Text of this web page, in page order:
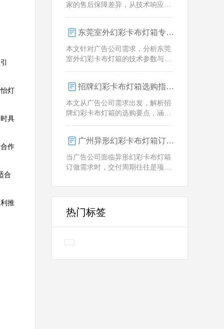
灯
具
作
合
推
家的售后保障差异，从技术响应、
在动态效果与全天候耐用性上的专
业解决方案。
东莞室外幻彩卡布灯箱专业供应商技术解析
本文针对广告公司需求，分析东莞
室外幻彩卡布灯箱的技术参数与定
招牌幻彩卡布灯箱选购指南：广州广告公司专业视角
本文从广告公司需求出发，解析招
牌幻彩卡布灯箱的选购要点，涵盖
户提供专业解决方案。
广州异形幻彩卡布灯箱订做：广告人必看的交付周期决策指南
当广告公司面临异形幻彩卡布灯箱
订做需求时，交付周期往往是项目
过技术预配与柔性生产体系，将定
制周期压缩至行业领先水平？
热门标签